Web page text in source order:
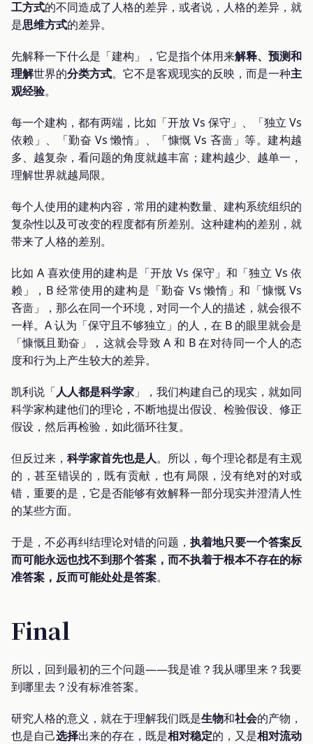
工方式的不同造成了人格的差异，或者说，人格的差异，就
是思维方式的差异。
先解释一下什么是「建构」，它是指个体用来解释、预测和
理解世界的分类方式。它不是客观现实的反映，而是一种主
观经验。
每一个建构，都有两端，比如「开放 Vs 保守」、「独立 Vs
依赖」、「勤奋 Vs 懒惰」、「慷慨 Vs 吝啬」等。建构越
多、越复杂，看问题的角度就越丰富；建构越少、越单一，
理解世界就越局限。
每个人使用的建构内容，常用的建构数量、建构系统组织的
复杂性以及可改变的程度都有所差别。这种建构的差别，就
带来了人格的差别。
比如 A 喜欢使用的建构是「开放 Vs 保守」和「独立 Vs 依
赖」，B 经常使用的建构是「勤奋 Vs 懒惰」和「慷慨 Vs
吝啬」，那么在同一个环境，对同一个人的描述，就会很不
一样。A 认为「保守且不够独立」的人，在 B 的眼里就会是
「慷慨且勤奋」，这就会导致 A 和 B 在对待同一个人的态
度和行为上产生较大的差异。
凯利说「人人都是科学家 」，我们构建自己的现实，就如同
科学家构建他们的理论，不断地提出假设、检验假设、修正
假设，然后再检验，如此循环往复。
但反过来， 科学家首先也是人。所以，每个理论都是有主观
的，甚至错误的，既有贡献，也有局限，没有绝对的对或
错，重要的是，它是否能够有效解释一部分现实并澄清人性
的某些方面。
于是，不必再纠结理论对错的问题， 执着地只要一个答案反
而可能永远也找不到那个答案，而不执着于根本不存在的标
准答案，反而可能处处是答案。
Final
所以，回到最初的三个问题——我是谁？我从哪里来？我要
到哪里去？没有标准答案。
研究人格的意义，就在于理解我们既是生物和社会的产物，
也是自己选择出来的存在，既是相对稳定的，又是相对流动